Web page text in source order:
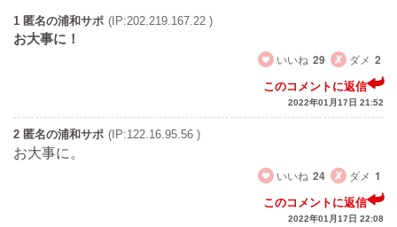
1 匿名の浦和サポ (IP:202.219.167.22 )
お大事に！
いいね 29 ダメ 2
このコメントに返信
2022年01月17日 21:52
2 匿名の浦和サポ (IP:122.16.95.56 )
お大事に。
いいね 24 ダメ 1
このコメントに返信
2022年01月17日 22:08